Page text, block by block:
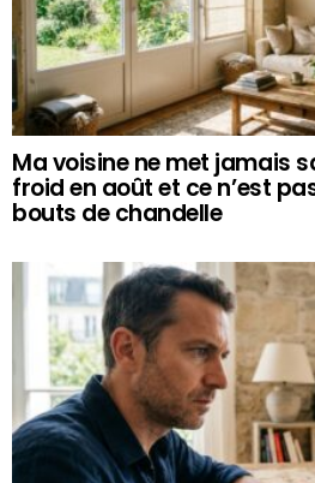
Ma voisine ne met jamais
froid en août et ce n’est
bouts de chandelle